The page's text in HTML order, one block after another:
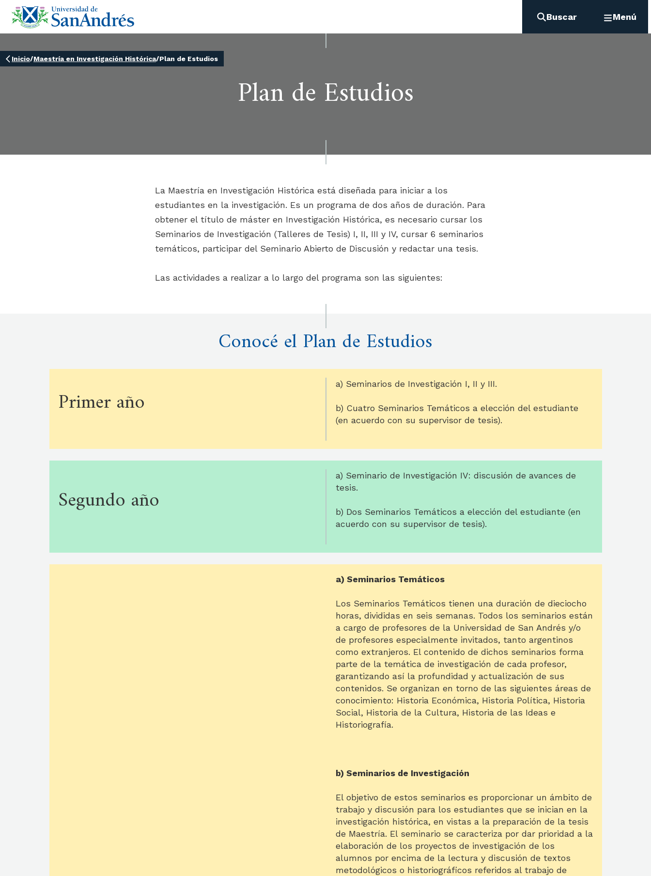
Buscar Menú
Inicio/Maestría en Investigación Histórica/Plan de Estudios
Plan de Estudios
La Maestría en Investigación Histórica está diseñada para iniciar a los
estudiantes en la investigación. Es un programa de dos años de duración. Para
obtener el título de máster en Investigación Histórica, es necesario cursar los
Seminarios de Investigación (Talleres de Tesis) I, II, III y IV, cursar 6 seminarios
temáticos, participar del Seminario Abierto de Discusión y redactar una tesis.
Las actividades a realizar a lo largo del programa son las siguientes:
Conocé el Plan de Estudios
Primer año
a) Seminarios de Investigación I, II y III.
b) Cuatro Seminarios Temáticos a elección del estudiante
(en acuerdo con su supervisor de tesis).
Segundo año
a) Seminario de Investigación IV: discusión de avances de
tesis.
b) Dos Seminarios Temáticos a elección del estudiante (en
acuerdo con su supervisor de tesis).
a) Seminarios Temáticos
Los Seminarios Temáticos tienen una duración de dieciocho
horas, divididas en seis semanas. Todos los seminarios están
a cargo de profesores de la Universidad de San Andrés y/o
de profesores especialmente invitados, tanto argentinos
como extranjeros. El contenido de dichos seminarios forma
parte de la temática de investigación de cada profesor,
garantizando así la profundidad y actualización de sus
contenidos. Se organizan en torno de las siguientes áreas de
conocimiento: Historia Económica, Historia Política, Historia
Social, Historia de la Cultura, Historia de las Ideas e
Historiografía.
b) Seminarios de Investigación
El objetivo de estos seminarios es proporcionar un ámbito de
trabajo y discusión para los estudiantes que se inician en la
investigación histórica, en vistas a la preparación de la tesis
de Maestría. El seminario se caracteriza por dar prioridad a la
elaboración de los proyectos de investigación de los
alumnos por encima de la lectura y discusión de textos
metodológicos o historiográficos referidos al trabajo de